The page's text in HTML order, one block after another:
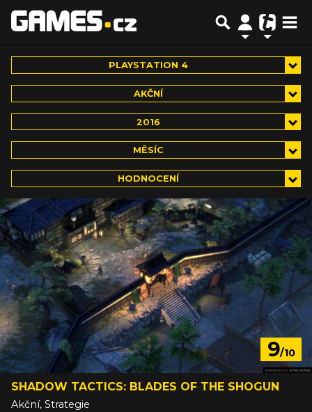
PLAYSTATION 4
AKČNÍ
2016
MĚSÍC
HODNOCENÍ
9/10
SHADOW TACTICS: BLADES OF THE SHOGUN
Akční, Strategie